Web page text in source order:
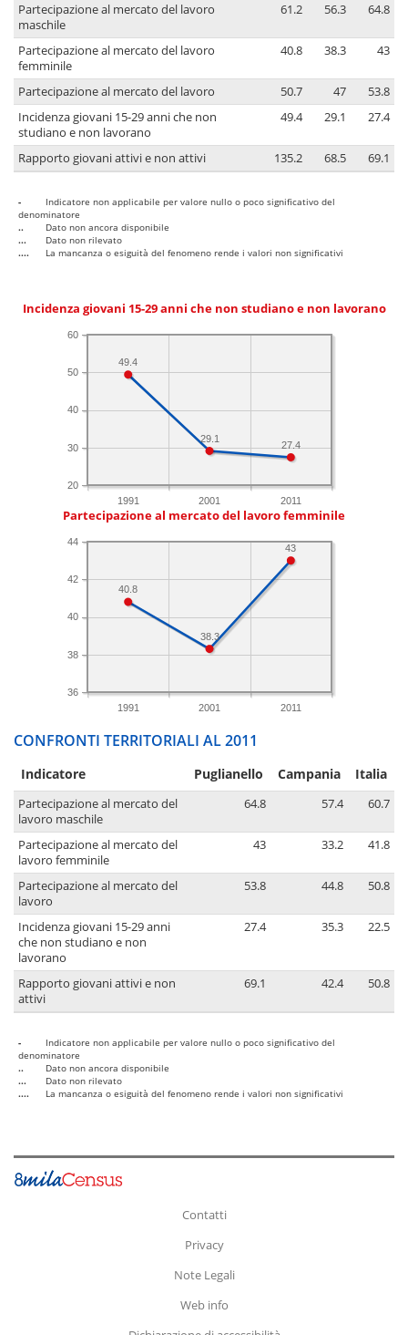
Partecipazione al mercato del lavoro
maschile
61.2 56.3 64.8
Partecipazione al mercato del lavoro
femminile
40.8 38.3 43
Partecipazione al mercato del lavoro 50.7 47
53.8
Incidenza giovani 15-29 anni che non
studiano e non lavorano
49.4 29.1 27.4
Rapporto giovani attivi e non attivi 135.2 68.5 69.1
-
Indicatore non applicabile per valore nullo o poco significativo del
denominatore
..
Dato non ancora disponibile
...
Dato non rilevato
....
La mancanza o esiguità del fenomeno rende i valori non significativi
Incidenza giovani 15-29 anni che non studiano e non lavorano
1991 2001 2011
20
30
40
50
60
27.4
29.1
49.4
Partecipazione al mercato del lavoro femminile
1991 2001 2011
36
38
40
42
44
43
38.3
40.8
CONFRONTI TERRITORIALI AL 2011
Indicatore Puglianello Campania Italia
Partecipazione al mercato del
lavoro maschile
64.8 57.4 60.7
Partecipazione al mercato del
lavoro femminile
43 33.2 41.8
Partecipazione al mercato del
lavoro
53.8 44.8 50.8
Incidenza giovani 15-29 anni
che non studiano e non
lavorano
27.4 35.3 22.5
Rapporto giovani attivi e non
attivi
69.1 42.4 50.8
-
Indicatore non applicabile per valore nullo o poco significativo del
denominatore
..
Dato non ancora disponibile
...
Dato non rilevato
....
La mancanza o esiguità del fenomeno rende i valori non significativi
Contatti
Privacy
Note Legali
Web info